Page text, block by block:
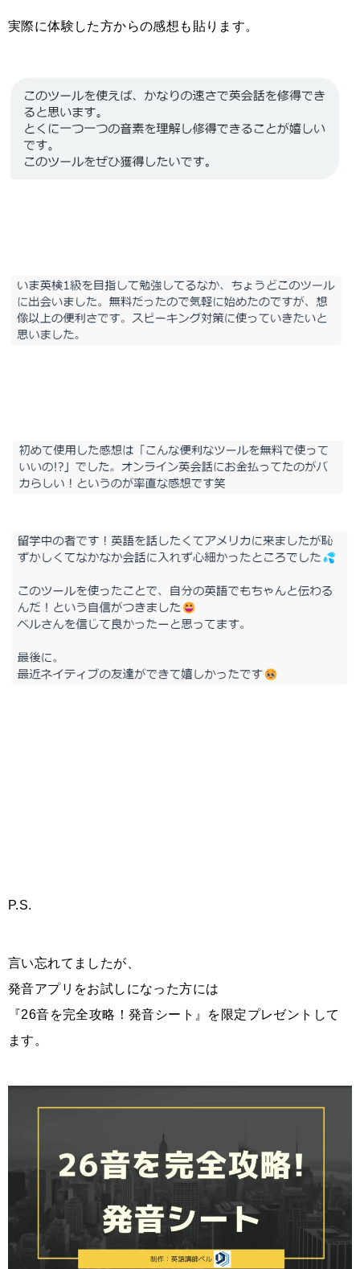
実際に体験した方からの感想も貼ります。
P.S.
言い忘れてましたが、
発音アプリをお試しになった方には
『26音を完全攻略！発音シート』を限定プレゼントして
ます。